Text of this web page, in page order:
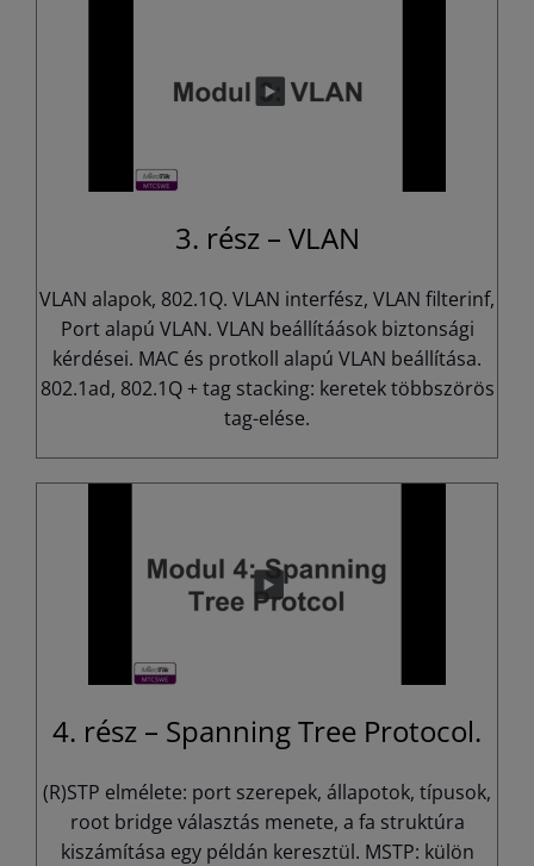
3. rész – VLAN
VLAN alapok, 802.1Q. VLAN interfész, VLAN filterinf,
Port alapú VLAN. VLAN beállítáások biztonsági
kérdései. MAC és protkoll alapú VLAN beállítása.
802.1ad, 802.1Q + tag stacking: keretek többszörös
tag-elése.
4. rész – Spanning Tree Protocol.
(R)STP elmélete: port szerepek, állapotok, típusok,
root bridge választás menete, a fa struktúra
kiszámítása egy példán keresztül. MSTP: külön